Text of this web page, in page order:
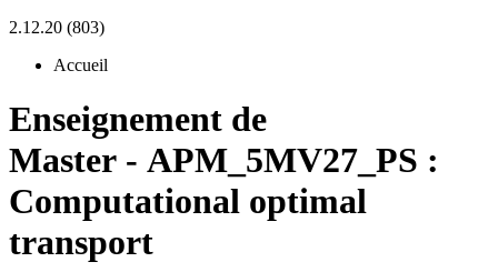
2.12.20 (803)
Accueil
Enseignement de
Master - APM_5MV27_PS :
Computational optimal
transport